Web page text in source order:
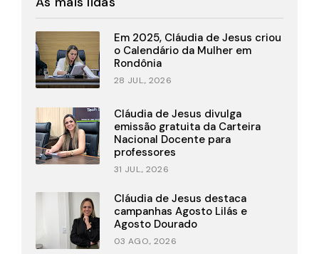
Em 2025, Cláudia de Jesus criou
o Calendário da Mulher em
Rondônia
28 JUL., 2026
Cláudia de Jesus divulga
emissão gratuita da Carteira
Nacional Docente para
professores
31 JUL., 2026
Cláudia de Jesus destaca
campanhas Agosto Lilás e
Agosto Dourado
03 AGO., 2026